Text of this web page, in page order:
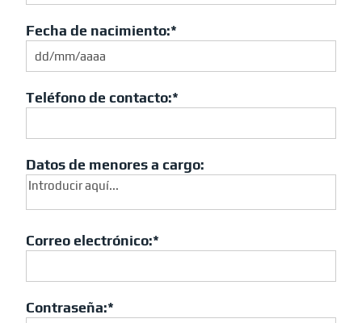
Fecha de nacimiento:*
Teléfono de contacto:*
Datos de menores a cargo:
Correo electrónico:*
Contraseña:*